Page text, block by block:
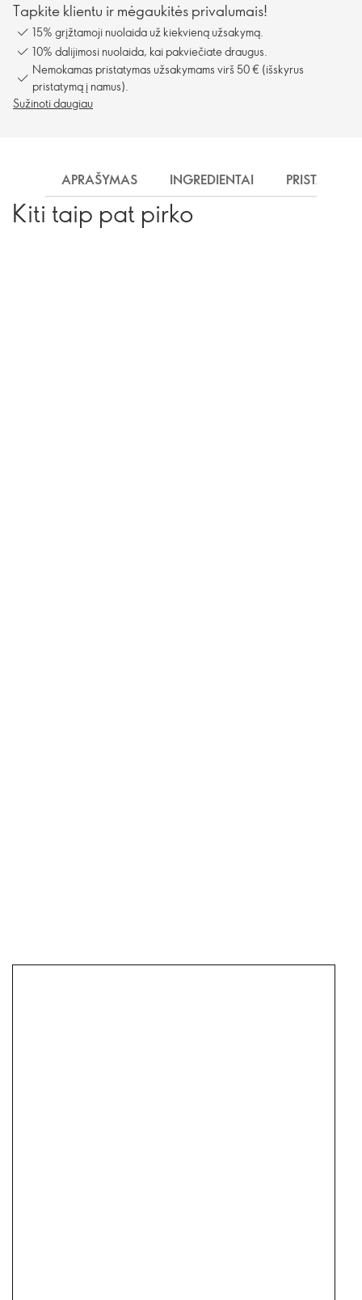
Tapkite klientu ir mėgaukitės privalumais!
15% grįžtamoji nuolaida už kiekvieną užsakymą.
10% dalijimosi nuolaida, kai pakviečiate draugus.
Nemokamas pristatymas užsakymams virš 50 € (išskyrus
pristatymą į namus).
Sužinoti daugiau
APRAŠYMAS INGREDIENTAI
Kiti taip pat pirko